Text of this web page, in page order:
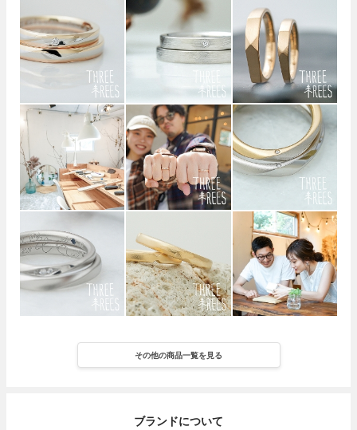
その他の商品一覧を見る
ブランドについて